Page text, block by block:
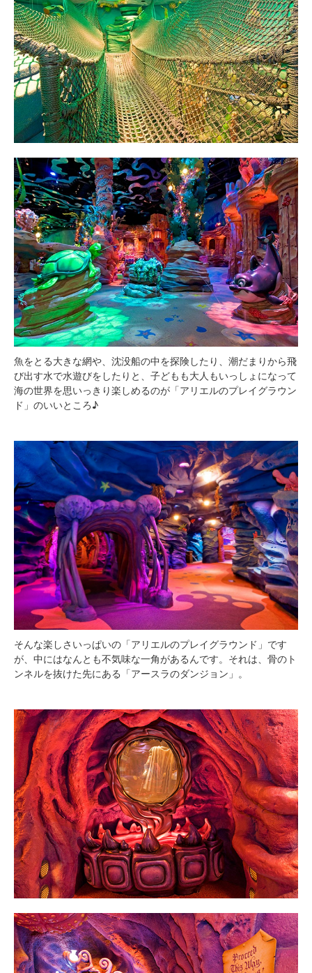
魚をとる大きな網や、沈没船の中を探険したり、潮だまりから飛
び出す水で水遊びをしたりと、子どもも大人もいっしょになって
海の世界を思いっきり楽しめるのが「アリエルのプレイグラウン
ド」のいいところ♪
そんな楽しさいっぱいの「アリエルのプレイグラウンド」です
が、中にはなんとも不気味な一角があるんです。それは、骨のト
ンネルを抜けた先にある「アースラのダンジョン」。